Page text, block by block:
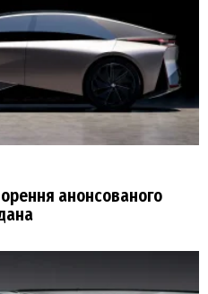
анонсованого